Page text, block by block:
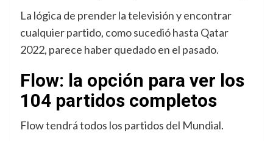
La lógica de prender la televisión y encontrar
cualquier partido, como sucedió hasta Qatar
2022, parece haber quedado en el pasado.
Flow: la opción para ver los
104 partidos completos
Flow tendrá todos los partidos del Mundial.